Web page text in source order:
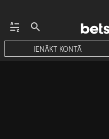
IENĀKT KONTĀ